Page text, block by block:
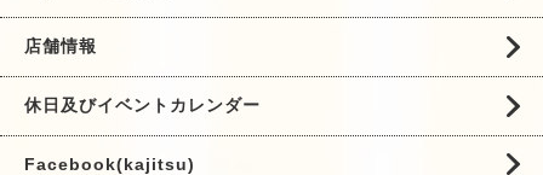
店舗情報
休日及びイベントカレンダー
Facebook(kajitsu)